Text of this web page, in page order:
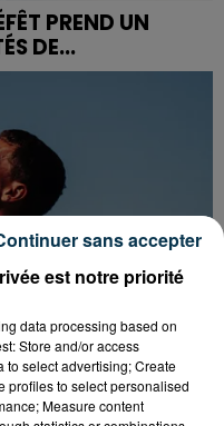
PREND UN
DE...
est notre priorité
data processing based on
Store and/or access
to select advertising; Create
profiles to select personalised
Measure content
sans accepter